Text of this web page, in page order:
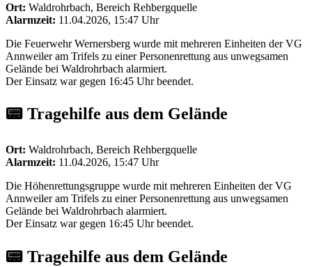
Ort: Waldrohrbach, Bereich Rehbergquelle
Alarmzeit: 11.04.2026, 15:47 Uhr
Die Feuerwehr Wernersberg wurde mit mehreren Einheiten der VG
Annweiler am Trifels zu einer Personenrettung aus unwegsamen
Gelände bei Waldrohrbach alarmiert.
Der Einsatz war gegen 16:45 Uhr beendet.
📟 Tragehilfe aus dem Gelände
Ort: Waldrohrbach, Bereich Rehbergquelle
Alarmzeit: 11.04.2026, 15:47 Uhr
Die Höhenrettungsgruppe wurde mit mehreren Einheiten der VG
Annweiler am Trifels zu einer Personenrettung aus unwegsamen
Gelände bei Waldrohrbach alarmiert.
Der Einsatz war gegen 16:45 Uhr beendet.
📟 Tragehilfe aus dem Gelände